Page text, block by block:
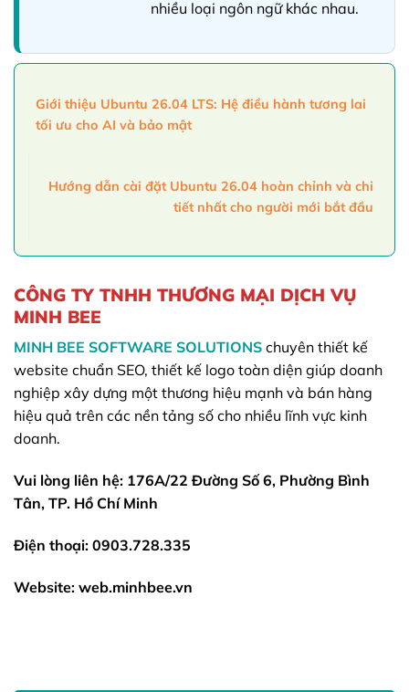
nhiều loại ngôn ngữ khác nhau.
Giới thiệu Ubuntu 26.04 LTS: Hệ điều hành tương lai
tối ưu cho AI và bảo mật
Hướng dẫn cài đặt Ubuntu 26.04 hoàn chỉnh và chi
tiết nhất cho người mới bắt đầu
CÔNG TY TNHH THƯƠNG MẠI DỊCH VỤ
MINH BEE
MINH BEE SOFTWARE SOLUTIONS chuyên thiết kế
website chuẩn SEO, thiết kế logo toàn diện giúp doanh
nghiệp xây dựng một thương hiệu mạnh và bán hàng
hiệu quả trên các nền tảng số cho nhiều lĩnh vực kinh
doanh.
Vui lòng liên hệ: 176A/22 Đường Số 6, Phường Bình
Tân, TP. Hồ Chí Minh
Điện thoại: 0903.728.335
Website: web.minhbee.vn